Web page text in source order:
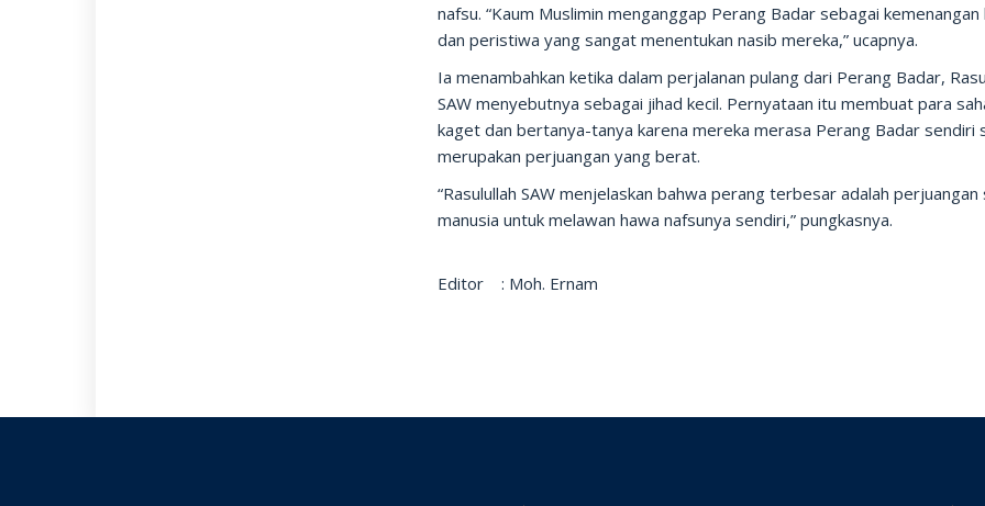
nafsu. “Kaum Muslimin menganggap Perang Badar sebagai
dan peristiwa yang sangat menentukan nasib mereka,” ucapnya.
Ia menambahkan ketika dalam perjalanan pulang dari Perang Badar,
SAW menyebutnya sebagai jihad kecil. Pernyataan itu membuat para
kaget dan bertanya-tanya karena mereka merasa Perang Badar sendiri
merupakan perjuangan yang berat.
“Rasulullah SAW menjelaskan bahwa perang terbesar adalah perjuangan
manusia untuk melawan hawa nafsunya sendiri,” pungkasnya.
Editor : Moh. Ernam